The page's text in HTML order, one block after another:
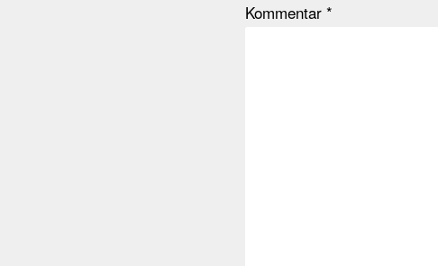
Kommentar *